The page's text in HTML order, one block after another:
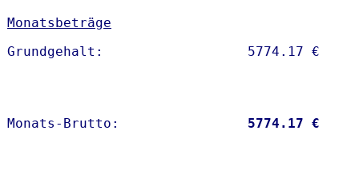
Monatsbeträge
Monats-Brutto: 5774.17 €